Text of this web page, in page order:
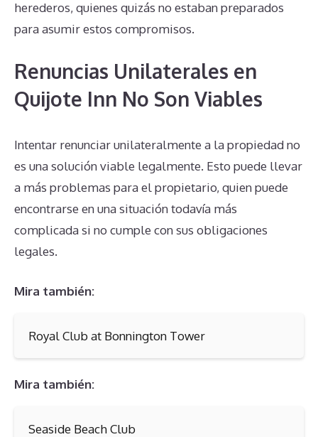
herederos, quienes quizás no estaban preparados
para asumir estos compromisos.
Renuncias Unilaterales en
Quijote Inn No Son Viables
Intentar renunciar unilateralmente a la propiedad no
es una solución viable legalmente. Esto puede llevar
a más problemas para el propietario, quien puede
encontrarse en una situación todavía más
complicada si no cumple con sus obligaciones
legales.
Mira también:
Royal Club at Bonnington Tower
Mira también:
Seaside Beach Club